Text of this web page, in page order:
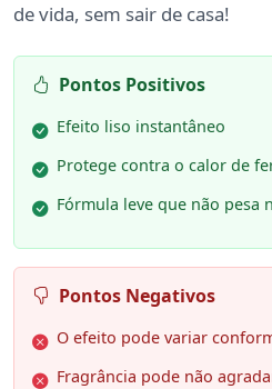
de vida, sem sair de casa!
Pontos Positivos
Efeito liso instantâneo
Protege contra o calor de
Fórmula leve que não pesa
Pontos Negativos
O efeito pode variar
Fragrância pode não